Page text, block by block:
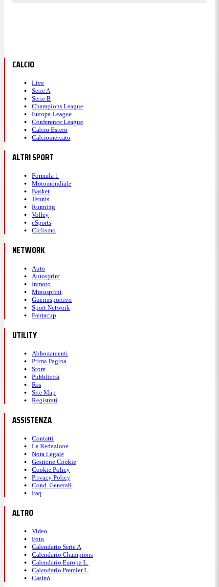
CALCIO
Live
Serie A
Serie B
Champions League
Europa League
Conference League
Calcio Estero
Calciomercato
ALTRI SPORT
Formula 1
Motomondiale
Basket
Tennis
Running
Volley
eSports
Ciclismo
NETWORK
Auto
Autosprint
Inmoto
Motosprint
Guerinsportivo
Sport Network
Fantacup
UTILITY
Abbonamenti
Prima Pagina
Store
Pubblicità
Rss
Site Map
Registrati
ASSISTENZA
Contatti
La Redazione
Nota Legale
Gestione Cookie
Cookie Policy
Privacy Policy
Cond. Generali
Faq
ALTRO
Video
Foto
Calendario Serie A
Calendario Champions
Calendario Europa L.
Calendario Premier L.
Casinò